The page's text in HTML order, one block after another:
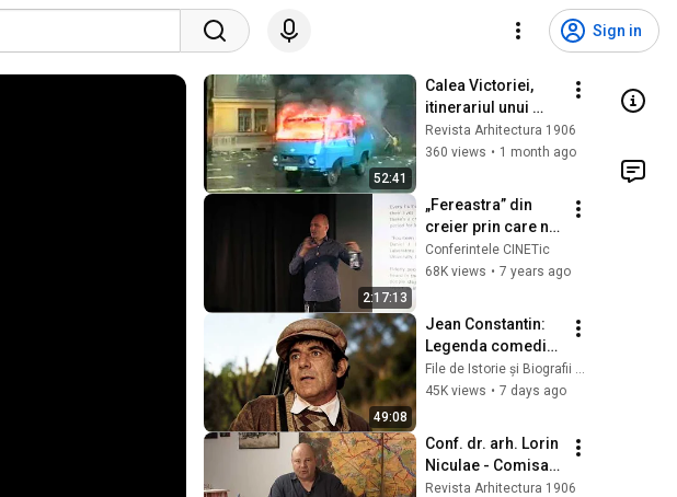
Sign in
52:41
Calea Victoriei,
itinerariul unui
gând, București
1692-1992 (1992)
Revista Arhitectura 1906
360 views • 1 month ago
2:17:13
„Fereastra” din
creier prin care ne
putem controla
organismul - Dr.
Conferintele CINETic
68K views • 7 years ago
49:08
Jean Constantin:
Legenda comediei
românești și
povestea din
| Documentar
45K views • 7 days ago
Conf. dr. arh. Lorin
Niculae - Comisar
BNA 2021
Revista Arhitectura 1906